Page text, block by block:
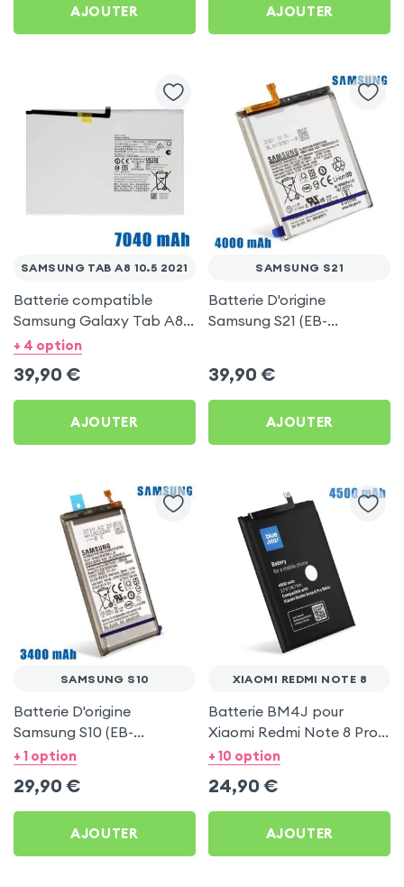
AJOUTER AJOUTER
SAMSUNG TAB A8 10.5 2021
Batterie compatible
Samsung Galaxy Tab A8
10.5 2021 (HQ-6300NA),
+ 4 option
39,90 €
AJOUTER
SAMSUNG S21
Batterie D'origine
Samsung S21 (EB-
39,90 €
AJOUTER
SAMSUNG S10
Batterie D'origine
Samsung S10 (EB-
BG973ABU), 3400 mAh -
+ 1 option
29,90 €
AJOUTER
XIAOMI REDMI NOTE 8
Batterie BM4J pour
Xiaomi Redmi Note 8 Pro,
4500mAh
+ 10 option
24,90 €
AJOUTER